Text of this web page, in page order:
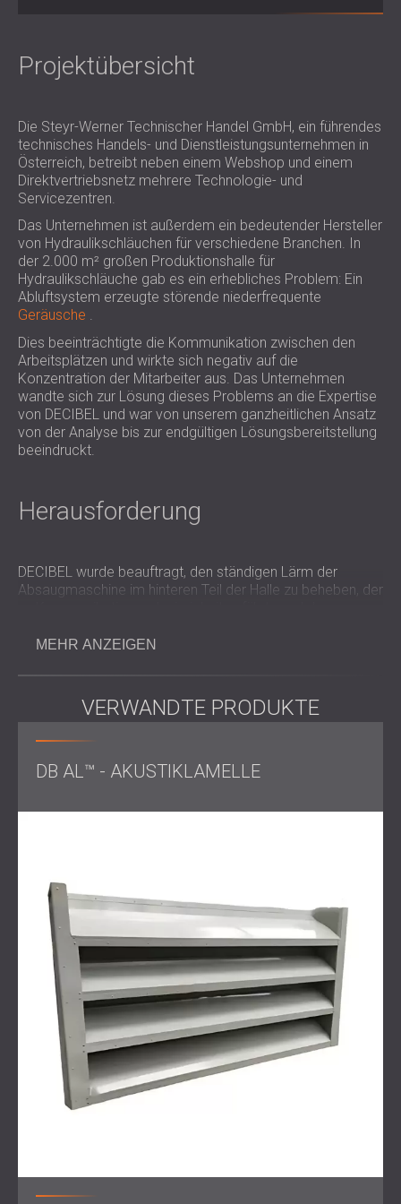
SCHALLSCHUTZ UND AKUSTIK FÜR
SCHALLDÄMMUNG UND
AKUSTIKLÖSUNGEN FÜR
SCHALLSCHUTZ UND AKUSTIK FÜR
BILDUNGSEINRICHTUNGEN
SCHALLSCHUTZ UND AKUSTIK FÜR
GESUNDHEITSEINRICHTUNGE
SCHALLSCHUTZ UND
AKUSTIKLÖSUNGEN FÜR DEN
AUDIOLOGIEBEREICH
SCHALLDÄMMUNG UND
AKUSTIKLÖSUNGEN FÜR
RECHENZENTREN
РОССИЯ (RU)
Projektübersicht
Die Steyr-Werner Technischer Handel GmbH, ein führendes
technisches Handels- und Dienstleistungsunternehmen in
Österreich, betreibt neben einem Webshop und einem
Direktvertriebsnetz mehrere Technologie- und
Servicezentren.
Das Unternehmen ist außerdem ein bedeutender Hersteller
von Hydraulikschläuchen für verschiedene Branchen. In
der 2.000 m² großen Produktionshalle für
Hydraulikschläuche gab es ein erhebliches Problem: Ein
Abluftsystem erzeugte störende niederfrequente
Geräusche .
Dies beeinträchtigte die Kommunikation zwischen den
Arbeitsplätzen und wirkte sich negativ auf die
Konzentration der Mitarbeiter aus. Das Unternehmen
wandte sich zur Lösung dieses Problems an die Expertise
von DECIBEL und war von unserem ganzheitlichen Ansatz
von der Analyse bis zur endgültigen Lösungsbereitstellung
beeindruckt.
Herausforderung
DECIBEL wurde beauftragt, den ständigen Lärm der
Absaugmaschine im hinteren Teil der Halle zu beheben, der
Das Hauptziel bestand darin, den Geräuschpegel deutlich
zu reduzieren und gleichzeitig die ordnungsgemäße
Kompatibilität mit dem Produktionslayout, einschließlich
Beleuchtung und Belüftung, sicherzustellen.
Arbeitsumfang
geräuschreduzierenden Gehäuses
Einbau von zwei Kühllüftern für Systemeffizienz
Anpassungen an Lichtleisten und Lüftungsrohre
Einsatz von Lochblechen und einer Revisionstür
Lösung
DECIBEL hat ein spezielles Gehäuse aus
perforierten Metallplattenentwickelt, um das
Luftabsaugsystem einzuschließen und so eine
Geräuschabsorption bei gleichzeitiger Aufrechterhaltung
vorhandene Beleuchtungs- und Belüftungsinfrastruktur,
wodurch eine nahtlose Integration ohne Unterbrechung
MEHR ANZEIGEN
VERWANDTE PRODUKTE
DB AL™ - AKUSTIKLAMELLE